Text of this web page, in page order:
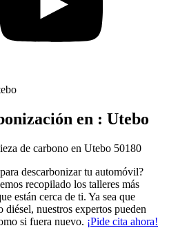
en : Utebo
de carbono en Utebo 50180
descarbonizar tu automóvil?
recopilado los talleres más
están cerca de ti. Ya sea que
diésel, nuestros expertos pueden
si fuera nuevo. ¡Pide cita ahora!